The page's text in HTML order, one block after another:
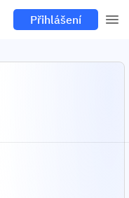
Přihlášení